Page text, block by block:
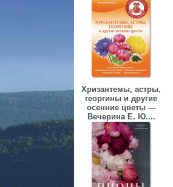
Хризантемы, астры,
георгины и другие
осенние цветы —
Вечерина Е. Ю....